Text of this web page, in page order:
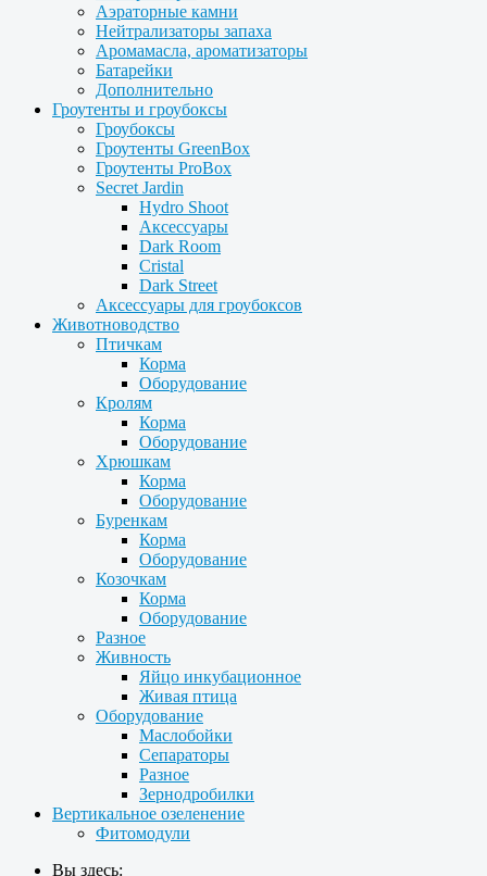
Аэраторные камни
Нейтрализаторы запаха
Аромамасла, ароматизаторы
Батарейки
Дополнительно
Гроутенты и гроубоксы
Гроубоксы
Гроутенты GreenBox
Гроутенты ProBox
Secret Jardin
Hydro Shoot
Аксессуары
Dark Room
Cristal
Dark Street
Аксессуары для гроубоксов
Животноводство
Птичкам
Корма
Оборудование
Кролям
Корма
Оборудование
Хрюшкам
Корма
Оборудование
Буренкам
Корма
Оборудование
Козочкам
Корма
Оборудование
Разное
Живность
Яйцо инкубационное
Живая птица
Оборудование
Маслобойки
Сепараторы
Разное
Зернодробилки
Вертикальное озеленение
Фитомодули
Вы здесь: